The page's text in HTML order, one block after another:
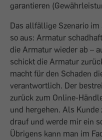
garantieren
Das allfällige Szenario
so aus: Armatur
die Armatur wieder ab –
schickt die Armatur
macht für den Schaden
verantwortlich. Der
zurück zum Online-
und hergehen. Als
drauf und werde mir ein
Übrigens kann man im